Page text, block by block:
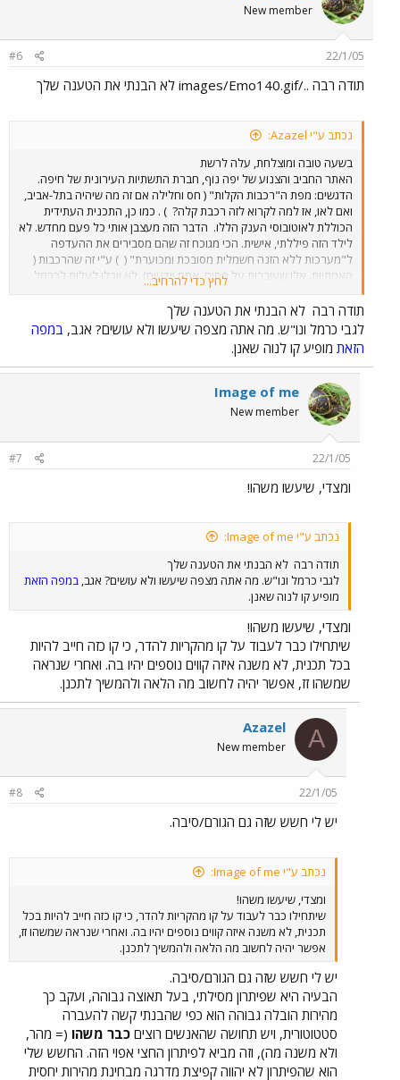
New member
22/1/05
#6
תודה רבה ../images/Emo140.gif לא הבנתי את הטענה שלך
נכתב ע"י Azazel:
בשעה טובה ומוצלחת, עלה לרשת
האתר החביב והצנוע של יפה נוף, חברת התשתיות העירונית של חיפה.
הדגשים: מפת ה"רכבות הקלות" ( חס וחלילה אם זה מה שיהיה בתל-אביב,
ואם לאו, אז למה לקרוא לזה רכבת קלה? ) . כמו כן, התכנית העתידית
הכוללת לאוטובוסי הענק הללו. הדבר הזה מעצבן אותי כל פעם מחדש. לא
לילד הזה פיללתי, אישית. הכי מגוכח זה שהם מסבירים את ההעדפה
ל"מערכות ללא הזנה חשמלית מסובכת ומכוערת" ( ) ע"י זה שהרכבות (
האמתיות. אלו שעוברות על פסים, אתם יודעים), לא יוכלו לעלות לכרמל
ובאותו הזמן לא מתוכננים קוים לכרמל ולנווה שאנן!!!
גורם לתחושה מאוד לא נעימה. לתחושה שמחפפים, ושמתכננים מערכת
כדי לצאת לידי חובה. עם זאת, העלאת האתר עצמה היא סימן חיובי וחשוב,
של הגדלת הפתיחות לציבור. אני הייתי רוצה לחזור על התודה שיש לי לחן,
העוזר למנכ"ל "יפה-נוף", למרות זה שאני לא מסכים לעליונות ה"רכבת
של המאה ה21"
.
לחץ כדי להרחיב...
תודה רבה לא הבנתי את הטענה שלך
לגבי כרמל ונו"ש. מה אתה מצפה שיעשו ולא עושים? אגב, במפה
הזאת מופיע קו לנוה שאנן.
Image of me
New member
22/1/05
#7
ומצדי, שיעשו משהו!
נכתב ע"י Image of me:
תודה רבה לא הבנתי את הטענה שלך
לגבי כרמל ונו"ש. מה אתה מצפה שיעשו ולא עושים? אגב, במפה הזאת
מופיע קו לנוה שאנן.
ומצדי, שיעשו משהו!
שיתחילו כבר לעבוד על קו מהקריות להדר, כי קו כזה חייב להיות
בכל תכנית, לא משנה איזה קווים נוספים יהיו בה. ואחרי שנראה
שמשהו זז, אפשר יהיה לחשוב מה הלאה ולהמשיך לתכנן.
A
Azazel
New member
22/1/05
#8
יש לי חשש שזה גם הגורם/סיבה.
נכתב ע"י Image of me:
ומצדי, שיעשו משהו!
שיתחילו כבר לעבוד על קו מהקריות להדר, כי קו כזה חייב להיות בכל
תכנית, לא משנה איזה קווים נוספים יהיו בה. ואחרי שנראה שמשהו זז,
אפשר יהיה לחשוב מה הלאה ולהמשיך לתכנן.
יש לי חשש שזה גם הגורם/סיבה.
הבעיה היא שפיתרון מסילתי, בעל תאוצה גבוהה, ועקב כך
מהירות הובלה גבוהה הוא כפי שהבנתי קשה להעברה
סטטוטורית, ויש תחושה שהאנשים רוצים כבר משהו (= מהר,
ולא משנה מה), וזה מביא לפיתרון החצי אפוי הזה. החשש שלי
הוא שהפיתרון לא יהווה קפיצת מדרגה מבחינת מהירות יחסית